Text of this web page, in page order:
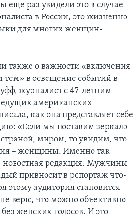
еще раз увидели это в случае
в России, это жизненно
для многих женщин-
также о важности «включения
тем» в освещение событий в
журналист с 47-летним
американских
как она представляет себе
«Если мы поставим зеркало
миром, то увидим, что
– женщины. Именно так
новостная редакция. Мужчины
привносит в репортаж что-
этому аудитория становится
верю, что можно объективно
женских голосов. И это